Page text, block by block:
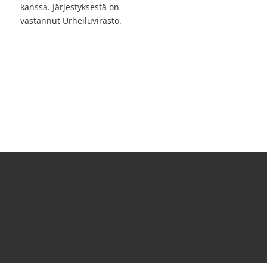
kanssa. Järjestyksestä on
vastannut Urheiluvirasto.